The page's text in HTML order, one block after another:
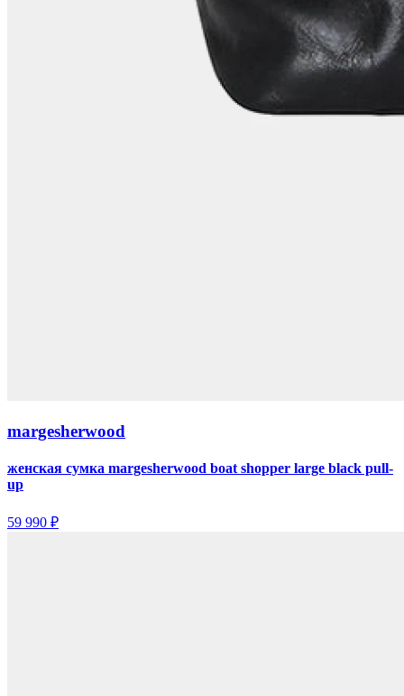
margesherwood
женская сумка margesherwood boat shopper large black pull-
up
59 990 ₽